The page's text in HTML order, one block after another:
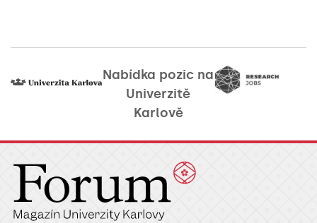
Nabídka pozic na
Univerzitě
Karlově